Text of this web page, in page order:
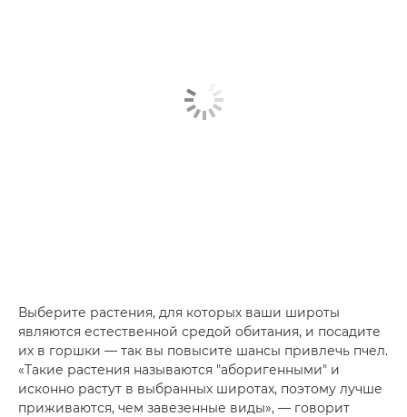
Выберите растения, для которых ваши широты
являются естественной средой обитания, и посадите
их в горшки — так вы повысите шансы привлечь пчел.
«Такие растения называются "аборигенными" и
исконно растут в выбранных широтах, поэтому лучше
приживаются, чем завезенные виды», — говорит